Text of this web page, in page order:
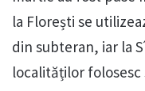
la Florești se
din subteran, iar la
localităților